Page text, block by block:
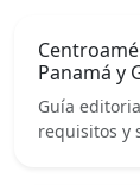
Panamá y
Guía
requisitos y